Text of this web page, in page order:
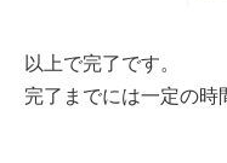
以上で完了です。
完了までには一定の時